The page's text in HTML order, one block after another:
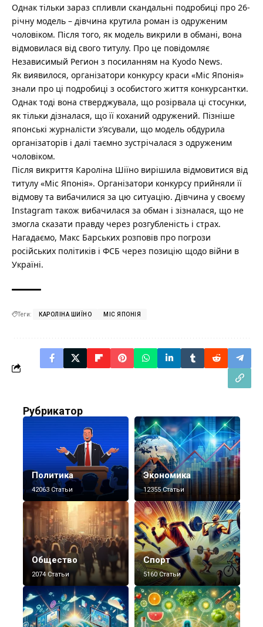
Однак тільки зараз спливли скандальні подробиці про 26-
річну модель – дівчина крутила роман із одруженим
чоловіком. Після того, як модель викрили в обмані, вона
відмовилася від свого титулу. Про це повідомляє
Независимый Регион з посиланням на Kyodo News.
Як виявилося, організатори конкурсу краси «Міс Японія»
знали про ці подробиці з особистого життя конкурсантки.
Однак тоді вона стверджувала, що розірвала ці стосунки,
як тільки дізналася, що її коханий одружений. Пізніше
японські журналісти з’ясували, що модель обдурила
організаторів і далі таємно зустрічалася з одруженим
чоловіком.
Після викриття Кароліна Шіїно вирішила відмовитися від
титулу «Міс Японія». Організатори конкурсу прийняли її
відмову та вибачилися за цю ситуацію. Дівчина у своєму
Instagram також вибачилася за обман і зізналася, що не
змогла сказати правду через розгубленість і страх.
Нагадаємо, Макс Барських розповів про погрози
російських політиків і ФСБ через позицію щодо війни в
Україні.
Теги: КАРОЛІНА ШИЇНО МІС ЯПОНІЯ
Рубрикатор
Политика
42063 Статьи
Экономика
12355 Статьи
Общество
2074 Статьи
Спорт
5160 Статьи